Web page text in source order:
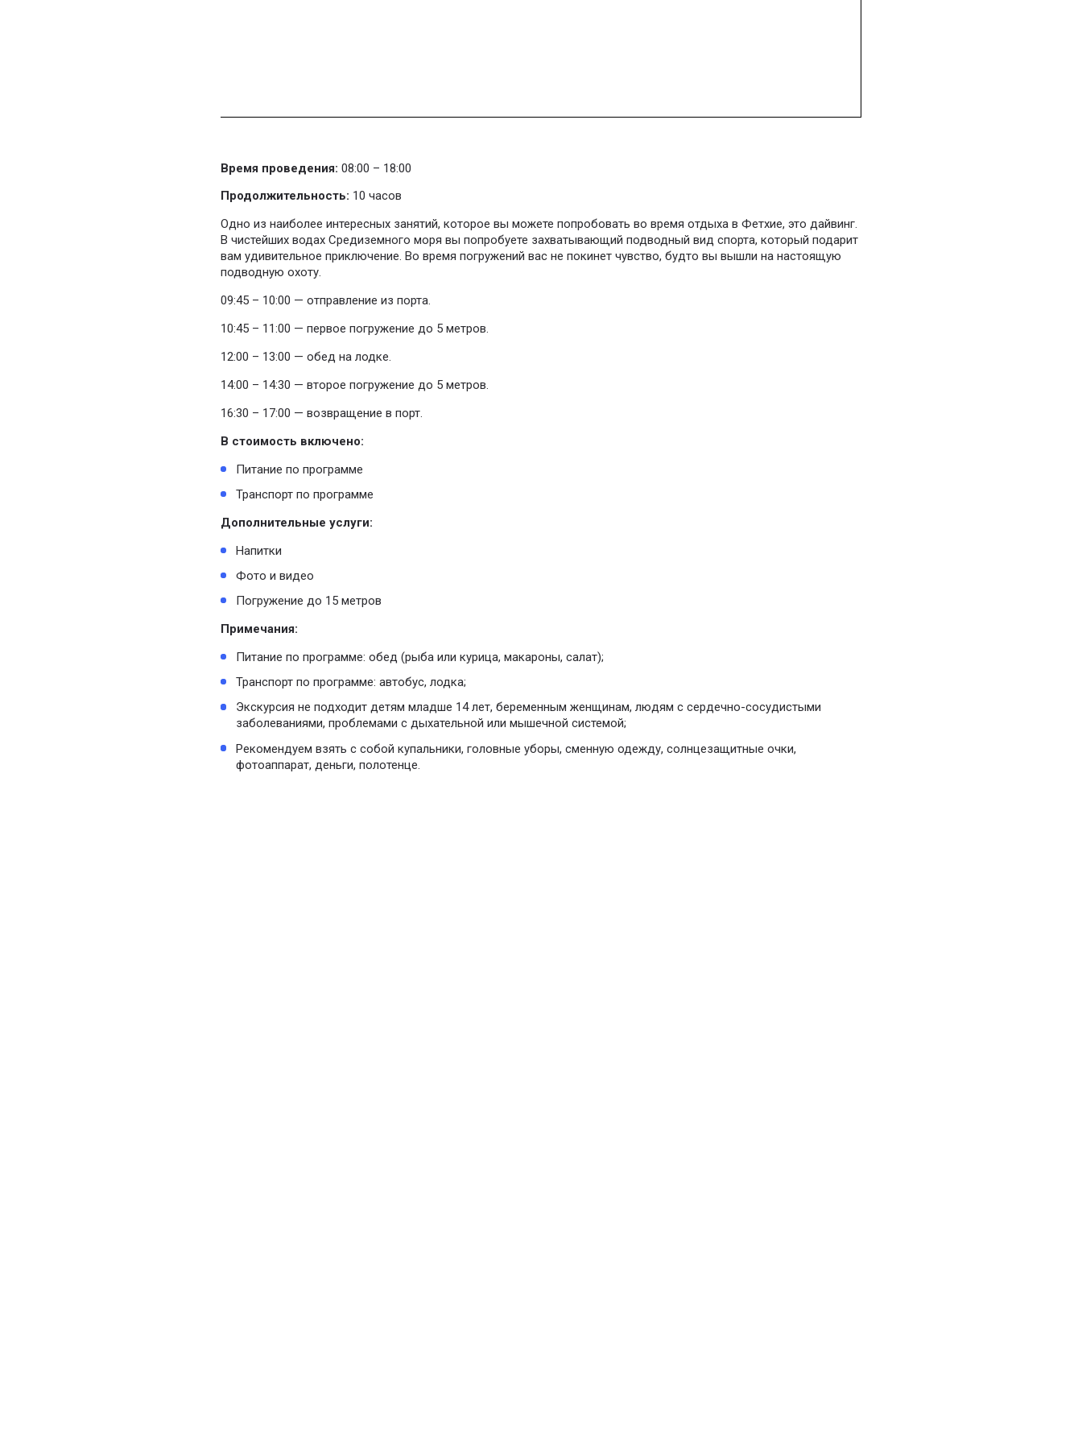
Время проведения: 08:00 – 18:00
Продолжительность: 10 часов
Одно из наиболее интересных занятий, которое вы можете попробовать во время отдыха в Фетхие, это дайвинг.
В чистейших водах Средиземного моря вы попробуете захватывающий подводный вид спорта, который подарит
вам удивительное приключение. Во время погружений вас не покинет чувство, будто вы вышли на настоящую
подводную охоту.
09:45 – 10:00 — отправление из порта.
10:45 – 11:00 — первое погружение до 5 метров.
12:00 – 13:00 — обед на лодке.
14:00 – 14:30 — второе погружение до 5 метров.
16:30 – 17:00 — возвращение в порт.
В стоимость включено:
Питание по программе
Транспорт по программе
Дополнительные услуги:
Напитки
Фото и видео
Погружение до 15 метров
Примечания:
Питание по программе: обед (рыба или курица, макароны, салат);
Транспорт по программе: автобус, лодка;
Экскурсия не подходит детям младше 14 лет, беременным женщинам, людям с сердечно-сосудистыми
заболеваниями, проблемами с дыхательной или мышечной системой;
Рекомендуем взять с собой купальники, головные уборы, сменную одежду, солнцезащитные очки,
фотоаппарат, деньги, полотенце.